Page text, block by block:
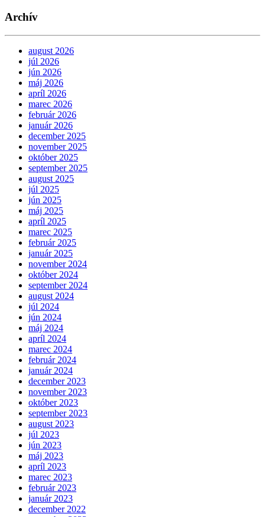
Archív
august 2026
júl 2026
jún 2026
máj 2026
apríl 2026
marec 2026
február 2026
január 2026
december 2025
november 2025
október 2025
september 2025
august 2025
júl 2025
jún 2025
máj 2025
apríl 2025
marec 2025
február 2025
január 2025
november 2024
október 2024
september 2024
august 2024
júl 2024
jún 2024
máj 2024
apríl 2024
marec 2024
február 2024
január 2024
december 2023
november 2023
október 2023
september 2023
august 2023
júl 2023
jún 2023
máj 2023
apríl 2023
marec 2023
február 2023
január 2023
december 2022